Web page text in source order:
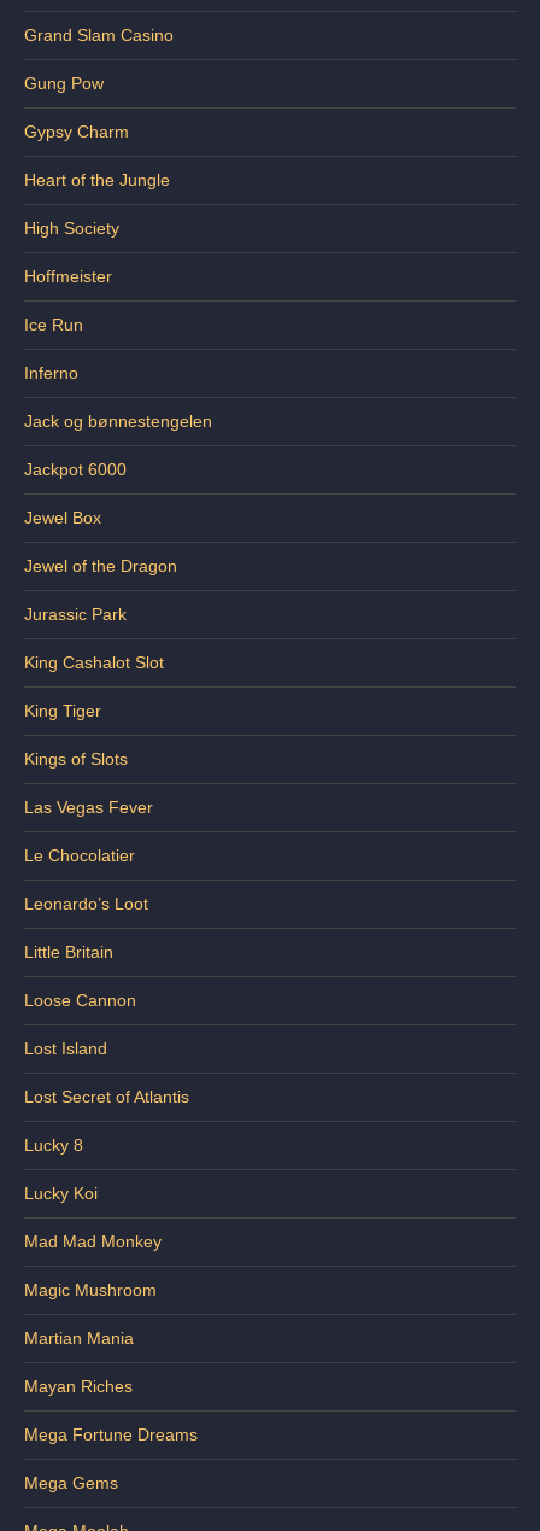
Grand Slam Casino
Gung Pow
Gypsy Charm
Heart of the Jungle
High Society
Hoffmeister
Ice Run
Inferno
Jack og bønnestengelen
Jackpot 6000
Jewel Box
Jewel of the Dragon
Jurassic Park
King Cashalot Slot
King Tiger
Kings of Slots
Las Vegas Fever
Le Chocolatier
Leonardo’s Loot
Little Britain
Loose Cannon
Lost Island
Lost Secret of Atlantis
Lucky 8
Lucky Koi
Mad Mad Monkey
Magic Mushroom
Martian Mania
Mayan Riches
Mega Fortune Dreams
Mega Gems